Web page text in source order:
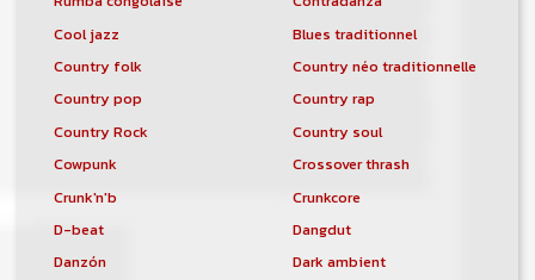
Cool jazz
Blues traditionnel
Country folk
Country néo traditionnelle
Country pop
Country rap
Country Rock
Country soul
Cowpunk
Crossover thrash
Crunk'n'b
Crunkcore
D-beat
Dangdut
Danzón
Dark ambient